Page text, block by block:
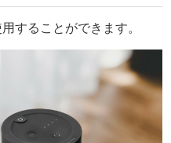
することができます。